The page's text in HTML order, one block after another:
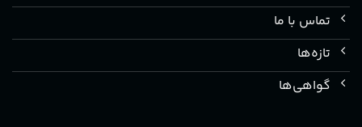
تماس با ما
تازه‌ها
گواهی‌ها